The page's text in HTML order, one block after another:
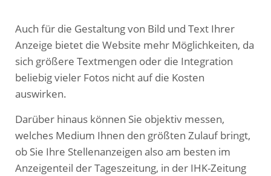
Auch für die Gestaltung von Bild und Text Ihrer
Anzeige bietet die Website mehr Möglichkeiten, da
sich größere Textmengen oder die Integration
beliebig vieler Fotos nicht auf die Kosten
auswirken.
Darüber hinaus können Sie objektiv messen,
welches Medium Ihnen den größten Zulauf bringt,
ob Sie Ihre Stellenanzeigen also am besten im
Anzeigenteil der Tageszeitung, in der IHK-Zeitung